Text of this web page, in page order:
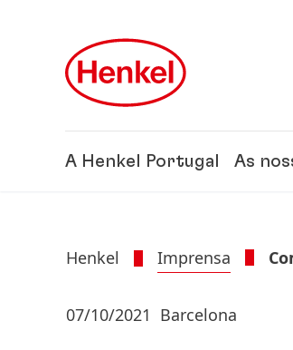
A Henkel Portugal As
Henkel Imprensa
07/10/2021 Barcelona